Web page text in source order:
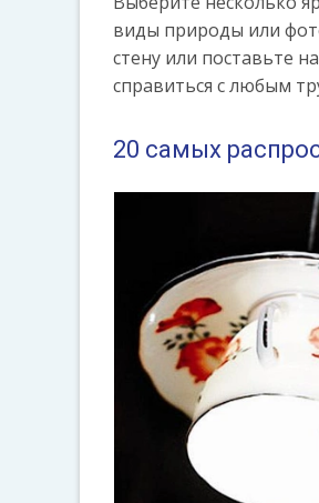
виды природы или
стену или поставьте
справиться с любым
20 самых